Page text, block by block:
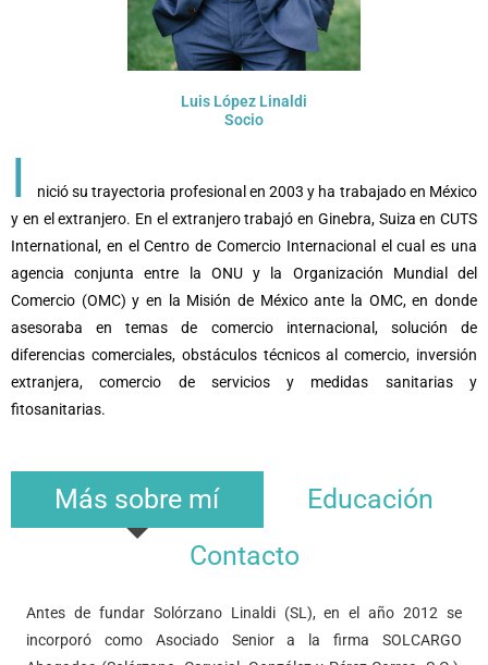
Luis López Linaldi
Socio
I
nició su trayectoria profesional en 2003 y ha trabajado en México
y en el extranjero. En el extranjero trabajó en Ginebra, Suiza en CUTS
International, en el Centro de Comercio Internacional el cual es una
agencia conjunta entre la ONU y la Organización Mundial del
Comercio (OMC) y en la Misión de México ante la OMC, en donde
asesoraba en temas de comercio internacional, solución de
diferencias comerciales, obstáculos técnicos al comercio, inversión
extranjera, comercio de servicios y medidas sanitarias y
fitosanitarias.
Más sobre mí
Educación
Contacto
Antes de fundar Solórzano Linaldi (SL), en el año 2012 se
incorporó como Asociado Senior a la firma SOLCARGO